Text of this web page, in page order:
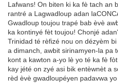
Lafwans! On biten ki ka fè tach an
rantré a Lagwadloup adan
Gwadloup toujou trapé bab èvè
ka kontinyé fèt toujou! Chonjé
Trinidad té rèfizé nou on dézyèm
a dimanch, awbit sirinamyen-la pa
kont a kawton a-yo lè yo té ka fè
kay jété on zyé asi bik entèwnèt a
rèd èvè gwadloupéyen padavwa